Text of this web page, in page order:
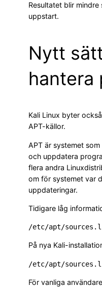
Resultatet blir
uppstart.
Nytt
hantera
Kali Linux byter
APT-källor.
APT är systemet
och uppdatera
flera andra
om för systemet var
uppdateringar.
Tidigare låg
På nya Kali-
För vanliga